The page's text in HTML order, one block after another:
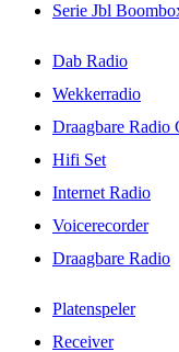
Serie Jbl
Dab Radio
Wekkerradio
Draagbare Radio
Hifi Set
Internet Radio
Voicerecorder
Draagbare Radio
Platenspeler
Receiver